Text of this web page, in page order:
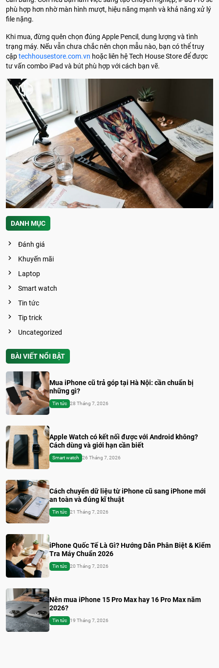
phù hợp hơn nhờ màn hình mượt, hiệu năng mạnh và khả năng xử lý
file nặng.
Khi mua, đừng quên chọn đúng Apple Pencil, dung lượng và tình
trạng máy. Nếu vẫn chưa chắc nên chọn mẫu nào, bạn có thể truy
cậptechhousestore.com.vn hoặc liên hệ Tech House Store để được
tư vấn combo iPad và bút phù hợp với cách bạn vẽ.
DANH MỤC
Đánh giá
Khuyến mãi
Laptop
Smart watch
Tin tức
Tip trick
Uncategorized
BÀI VIẾT NỔI BẬT
Mua iPhone cũ trả góp tại Hà Nội: cần chuẩn bị
những gì?
Tin tức 28 Tháng 7, 2026
Apple Watch có kết nối được với Android không?
Cách dùng và giới hạn cần biết
Smart watch 26 Tháng 7, 2026
Cách chuyển dữ liệu từ iPhone cũ sang iPhone mới
an toàn và đúng kĩ thuật
Tin tức 21 Tháng 7, 2026
iPhone Quốc Tế Là Gì? Hướng Dẫn Phân Biệt & Kiểm
Tra Máy Chuẩn 2026
Tin tức 20 Tháng 7, 2026
Nên mua iPhone 15 Pro Max hay 16 Pro Max năm
2026?
Tin tức 19 Tháng 7, 2026